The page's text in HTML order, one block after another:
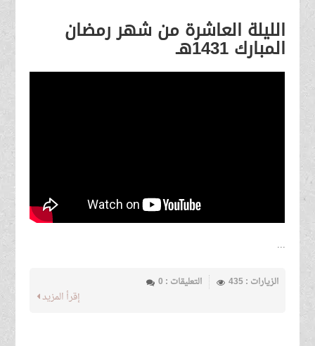
الليلة العاشرة من شهر رمضان
المبارك 1431هـ
...
الزيارات : 435 التعليقات : 0
إقرأ المزيد